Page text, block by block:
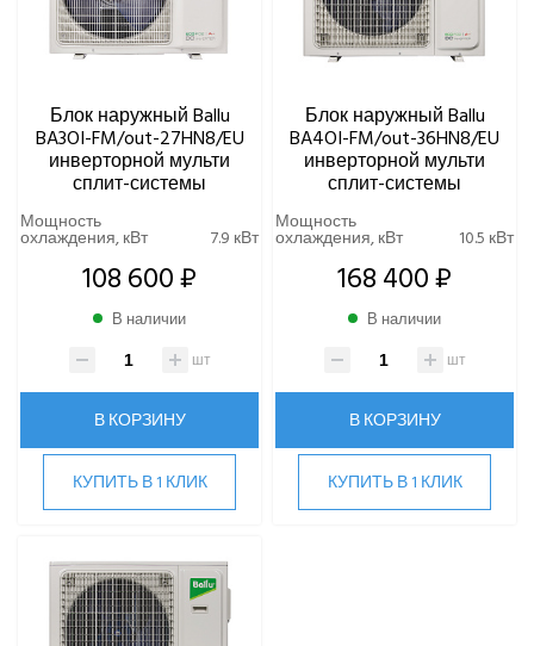
MITSUDAI
Panasonic
ROYAL CLIMA
Rover
Roland
SHUFT
ULTIMA COMFORT
XIGMA
YOSHIKAWA
МОРОЗКО
ОСУШИТЕЛИ ВОЗДУХА
ЧИЛЛЕРЫ
Блок наружный Ballu
BA3OI-FM/out-27HN8/EU
инверторной мульти
сплит-системы
Мощность
охлаждения, кВт 7.9 кВт
108 600 ₽
В наличии
шт
В КОРЗИНУ
КУПИТЬ В 1 КЛИК
Блок наружный Ballu
BA4OI-FM/out-36HN8/EU
инверторной мульти
сплит-системы
Мощность
охлаждения, кВт 10.5 кВт
168 400 ₽
В наличии
шт
В КОРЗИНУ
КУПИТЬ В 1 КЛИК